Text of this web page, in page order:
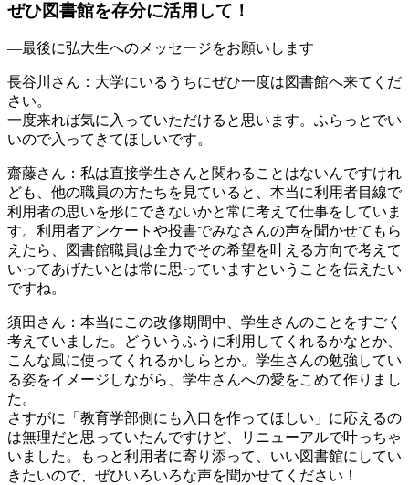
ぜひ図書館を存分に活用して！
―最後に弘大生へのメッセージをお願いします
長谷川さん ：大学にいるうちにぜひ一度は図書館へ来てくだ
さい。
一度来れば気に入っていただけると思います。ふらっとでい
いので入ってきてほしいです。
齋藤さん ：私は直接学生さんと関わることはないんですけれ
ども、他の職員の方たちを見ていると、本当に利用者目線で
利用者の思いを形にできないかと常に考えて仕事をしていま
す。利用者アンケートや投書でみなさんの声を聞かせてもら
えたら、図書館職員は全力でその希望を叶える方向で考えて
いってあげたいとは常に思っていますということを伝えたい
ですね。
須田さん ：本当にこの改修期間中、学生さんのことをすごく
考えていました。どういうふうに利用してくれるかなとか、
こんな風に使ってくれるかしらとか。学生さんの勉強してい
る姿をイメージしながら、学生さんへの愛をこめて作りまし
た。
さすがに「教育学部側にも入口を作ってほしい」に応えるの
は無理だと思っていたんですけど、リニューアルで叶っちゃ
いました。もっと利用者に寄り添って、いい図書館にしてい
きたいので、ぜひいろいろな声を聞かせてください！